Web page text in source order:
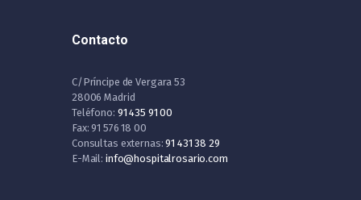
Contacto
C/Príncipe de Vergara 53
28006 Madrid
Teléfono: 91 435 91 00
Fax: 91 576 18 00
Consultas externas:91 431 38 29
E-Mail: info@hospitalrosario.com